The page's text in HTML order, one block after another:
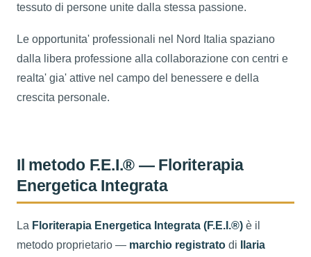
tessuto di persone unite dalla stessa passione.
Le opportunita' professionali nel Nord Italia spaziano
dalla libera professione alla collaborazione con centri e
realta' gia' attive nel campo del benessere e della
crescita personale.
Il metodo F.E.I.® — Floriterapia
Energetica Integrata
La Floriterapia Energetica Integrata (F.E.I.®) è il
metodo proprietario — marchio registrato di
Ilaria